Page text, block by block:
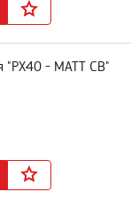
- MATT CB"